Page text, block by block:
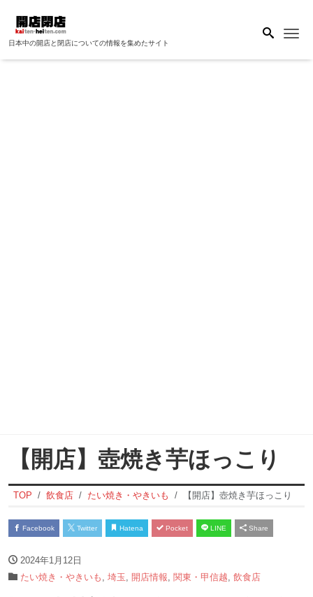
日本中の開店と閉店についての情報を集めたサイト
【開店】壺焼き芋ほっこり
TOP 飲食店 たい焼き・やきいも 【開店】壺焼き芋ほっこり
Facebook Twitter Hatena Pocket LINE Share
2024年1月12日
たい焼き・やきいも
埼玉 開店情報 関東・甲信越 飲食店